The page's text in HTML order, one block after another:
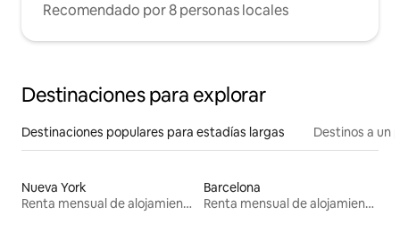
Recomendado por 8 personas locales
Destinaciones para explorar
Destinaciones populares para estadías largas Destinos a un
Nueva York
Renta mensual de alojamientos
Barcelona
Renta mensual de alojamientos